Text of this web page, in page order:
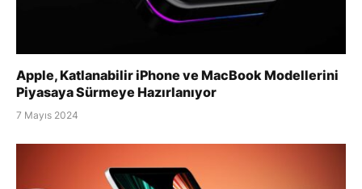
Apple, Katlanabilir iPhone ve MacBook Modellerini
Piyasaya Sürmeye Hazırlanıyor
7 Mayıs 2024